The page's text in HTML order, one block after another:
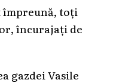
împreună, toți
încurajați de
gazdei Vasile